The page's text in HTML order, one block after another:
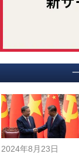
2024年8月23日